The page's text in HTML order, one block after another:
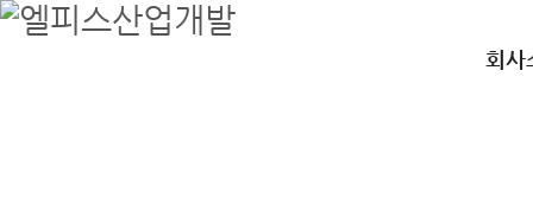
회사